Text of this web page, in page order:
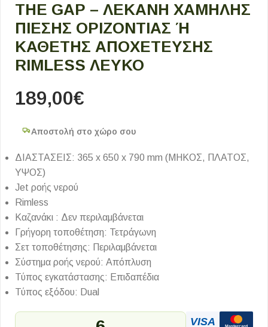
THE GAP – ΛΕΚΆΝΗ ΧΑΜΗΛΉΣ
ΠΊΕΣΗΣ ΟΡΙΖΌΝΤΙΑΣ Ή Κ
ΆΘΕΤΗΣ ΑΠΟΧΈΤΕΥΣΗΣ R
IMLESS ΛΕΥΚΌ
189,00€
Αποστολή στο χώρο σου
ΔΙΑΣΤΑΣΕΙΣ: 365 x 650 x 790 mm (ΜΗΚΟΣ, ΠΛΑΤΟΣ,
ΥΨΟΣ)
Jet ροής νερού
Rimless
Καζανάκι : Δεν περιλαμβάνεται
Γρήγορη τοποθέτηση: Τετράγωνη
Σετ τοποθέτησης: Περιλαμβάνεται
Σύστημα ροής νερού: Απόπλυση
Τύπος εγκατάστασης: Επιδαπέδια
Τύπος εξόδου: Dual
VISA